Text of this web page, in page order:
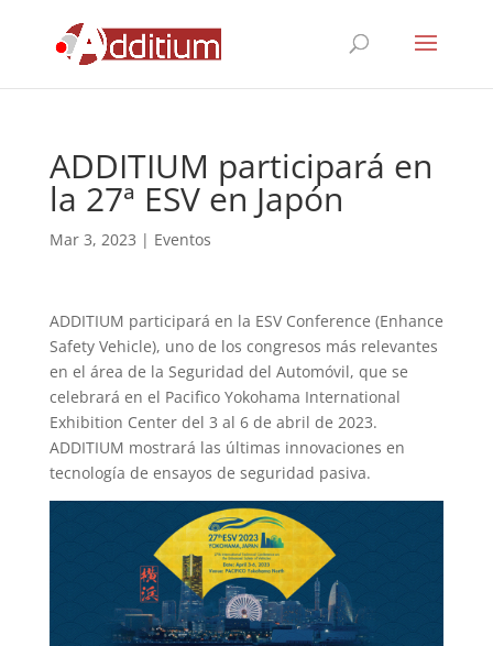
ADDITIUM participará en
la 27ª ESV en Japón
Mar 3, 2023 | Eventos
ADDITIUM participará en la ESV Conference (Enhance
Safety Vehicle), uno de los congresos más relevantes
en el área de la Seguridad del Automóvil, que se
celebrará en el Pacifico Yokohama International
Exhibition Center del 3 al 6 de abril de 2023.
ADDITIUM mostrará las últimas innovaciones en
tecnología de ensayos de seguridad pasiva.